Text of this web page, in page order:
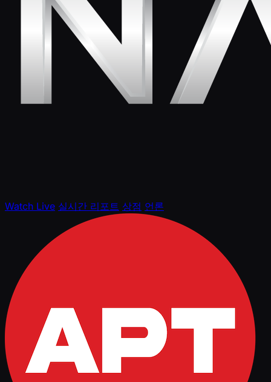
Watch Live 실시간 리포트 상점 언론